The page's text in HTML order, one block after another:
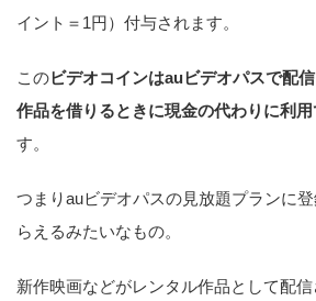
イント＝1円）付与されます。
このビデオコインはauビデオパスで配
作品を借りるときに現金の代わりに利用
す。
つまりauビデオパスの見放題プランに
らえるみたいなもの。
新作映画などがレンタル作品として配信